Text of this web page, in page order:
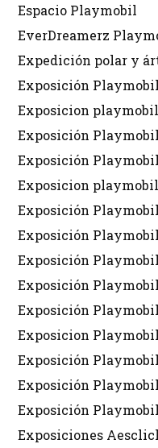
Espacio Playmobil
EverDreamerz
Expedición polar y
Exposición Playmobil
Exposicion
Exposición
Exposición
Exposicion
Exposición
Exposición
Exposición
Exposición
Exposición
Exposicion
Exposición
Exposición
Exposición
Exposiciones